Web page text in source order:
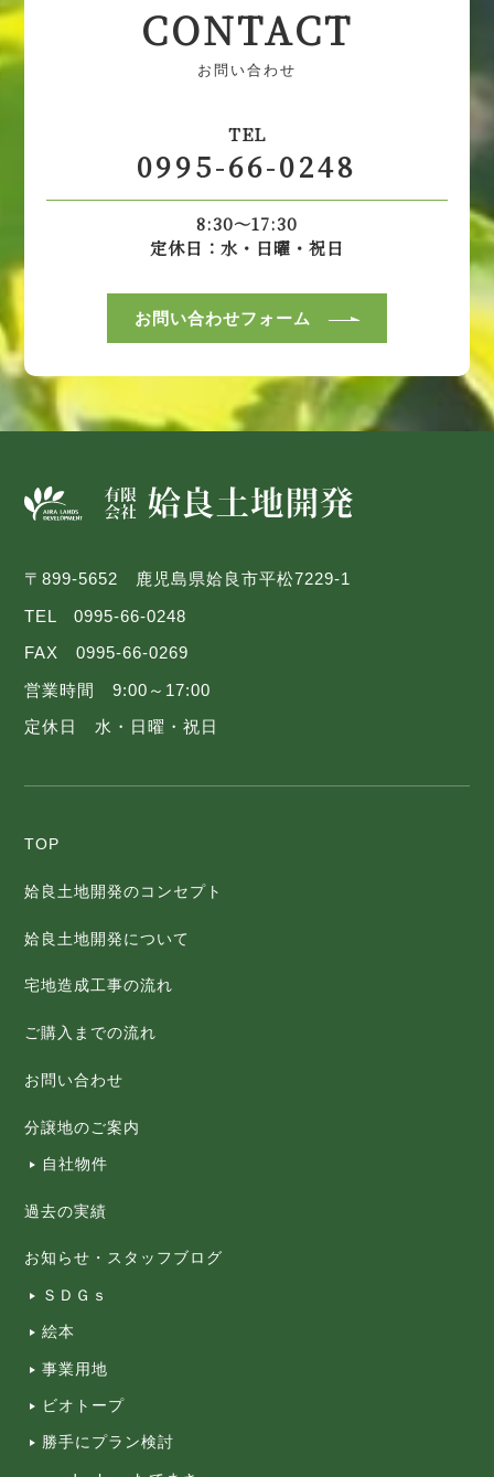
CONTACT
お問い合わせ
TEL
0995-66-0248
8:30～17:30
定休日：水・日曜・祝日
お問い合わせフォーム
〒899-5652 鹿児島県姶良市平松7229-1
TEL 0995-66-0248
FAX 0995-66-0269
営業時間 9:00～17:00
定休日 水・日曜・祝日
TOP
姶良土地開発のコンセプト
姶良土地開発について
宅地造成工事の流れ
ご購入までの流れ
お問い合わせ
分譲地のご案内
自社物件
過去の実績
お知らせ・スタッフブログ
ＳＤＧｓ
絵本
事業用地
ビオトープ
勝手にプラン検討